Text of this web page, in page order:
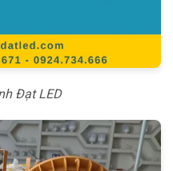
Đạt LED